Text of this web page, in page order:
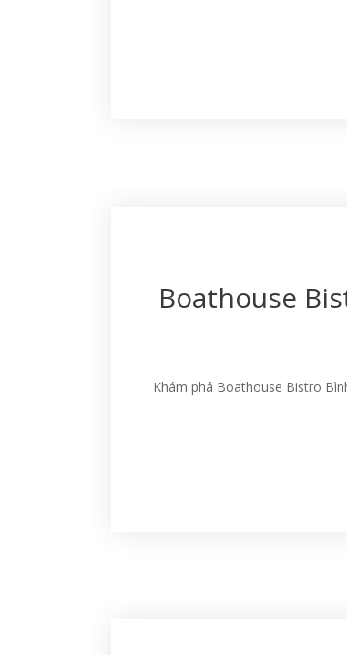
Boathouse
Khám phá Boathouse Bistro